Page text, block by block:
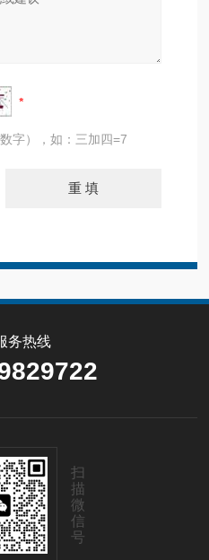
字），如：三加四=7
务热线
扫
描
微
信
号